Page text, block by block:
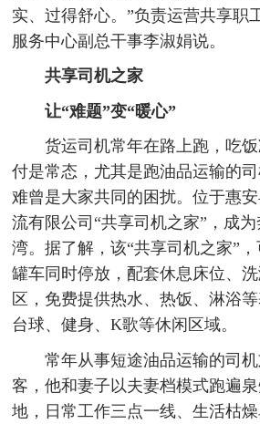
实、过得舒心。”负责运营共享职
服务中心副总干事李淑娟说。
共享司机之家
让“难题”变“暖心”
货运司机常年在路上跑，吃
付是常态，尤其是跑油品运输的
难曾是大家共同的困扰。位于惠
流有限公司“共享司机之家”，成
湾。据了解，该“共享司机之家”
罐车同时停放，配套休息床位、
区，免费提供热水、热饭、淋浴
台球、健身、K歌等休闲区域。
常年从事短途油品运输的司
客，他和妻子以夫妻档模式跑遍
地，日常工作三点一线、生活枯燥